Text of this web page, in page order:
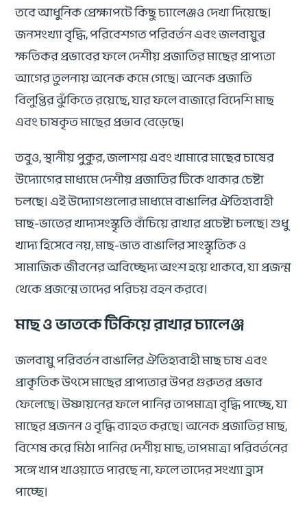
তবে আধুনিক প্রেক্ষাপটে কিছু চ্যালেঞ্জও দেখা দিয়েছে।
জনসংখ্যা বৃদ্ধি, পরিবেশগত পরিবর্তন এবং জলবায়ুর
ক্ষতিকর প্রভাবের ফলে দেশীয় প্রজাতির মাছের প্রাপ্যতা
আগের তুলনায় অনেক কমে গেছে। অনেক প্রজাতি
বিলুপ্তির ঝুঁকিতে রয়েছে, যার ফলে বাজারে বিদেশি মাছ
এবং চাষকৃত মাছের প্রভাব বেড়েছে।
তবুও, স্থানীয় পুকুর, জলাশয় এবং খামারে মাছের চাষের
উদ্যোগের মাধ্যমে দেশীয় প্রজাতির টিকে থাকার চেষ্টা
চলছে। এই উদ্যোগগুলোর মাধ্যমে বাঙালির ঐতিহ্যবাহী
মাছ-ভাতের খাদ্যসংস্কৃতি বাঁচিয়ে রাখার প্রচেষ্টা চলছে। শুধু
খাদ্য হিসেবে নয়, মাছ-ভাত বাঙালির সাংস্কৃতিক ও
সামাজিক জীবনের অবিচ্ছেদ্য অংশ হয়ে থাকবে, যা প্রজন্ম
থেকে প্রজন্মে তাদের পরিচয় বহন করবে।
মাছ ও ভাতকে টিকিয়ে রাখার চ্যালেঞ্জ
জলবায়ু পরিবর্তন বাঙালির ঐতিহ্যবাহী মাছ চাষ এবং
প্রাকৃতিক উৎসে মাছের প্রাপ্যতার উপর গুরুতর প্রভাব
ফেলেছে। উষ্ণায়নের ফলে পানির তাপমাত্রা বৃদ্ধি পাচ্ছে, যা
মাছের প্রজনন ও বৃদ্ধি ব্যাহত করছে। অনেক প্রজাতির মাছ,
বিশেষ করে মিঠা পানির দেশীয় মাছ, তাপমাত্রা পরিবর্তনের
সঙ্গে খাপ খাওয়াতে পারছে না, ফলে তাদের সংখ্যা হ্রাস
পাচ্ছে।